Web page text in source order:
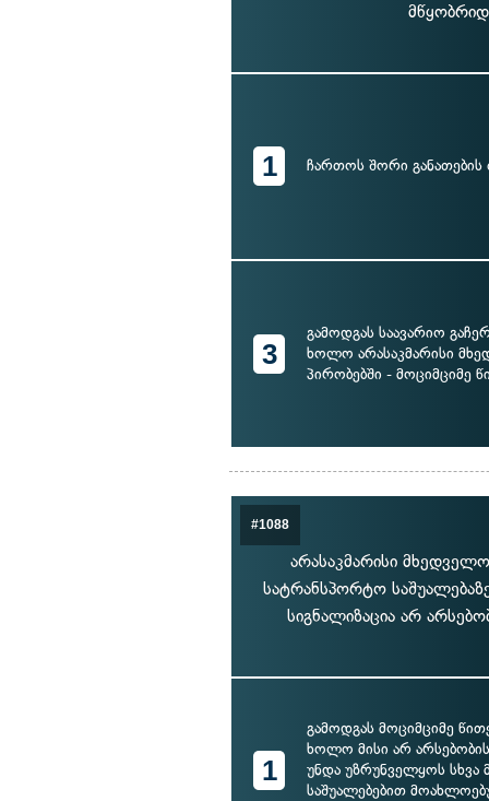
1 ჩართოს შორი განათების
3
გამოდგას საავარიო
ხოლო არასაკმარისი
პირობებში - მოციმციმე
#1088
არასაკმარისი
სატრანსპორტო
სიგნალიზაცია არ
1
გამოდგას მოციმციმე
ხოლო მისი არ არსებობის
უნდა უზრუნველყოს სხვა
საშუალებებით